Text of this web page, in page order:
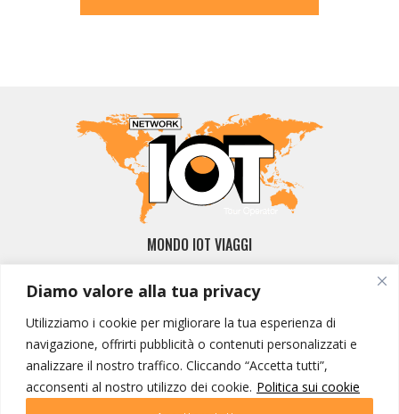
Diamo valore alla tua privacy
Utilizziamo i cookie per migliorare la tua esperienza di
navigazione, offrirti pubblicità o contenuti personalizzati e
analizzare il nostro traffico. Cliccando “Accetta tutti”,
acconsenti al nostro utilizzo dei cookie. Politica sui cookie
MONDO IOT VIAGGI
Contatti
I NOSTRI PRODOTTI
Destinazioni
Partenze
Emozioni di viaggio